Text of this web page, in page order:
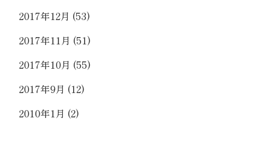
2017年12月 (53)
2017年11月 (51)
2017年10月 (55)
2017年9月 (12)
2010年1月 (2)